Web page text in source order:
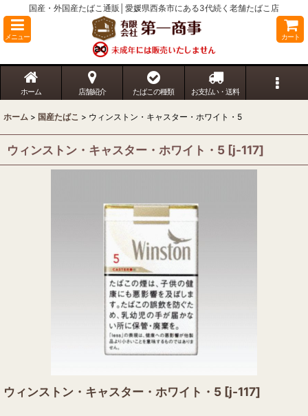
国産・外国産たばこ通販│愛媛県西条市にある3代続く老舗たばこ店
メニュー カート
ホーム 店舗紹介 たばこの種類 お支払い・送料
ホーム > 国産たばこ > ウィンストン・キャスター・ホワイト・5
ウィンストン・キャスター・ホワイト・5 [j-117]
ウィンストン・キャスター・ホワイト・5 [j-117]